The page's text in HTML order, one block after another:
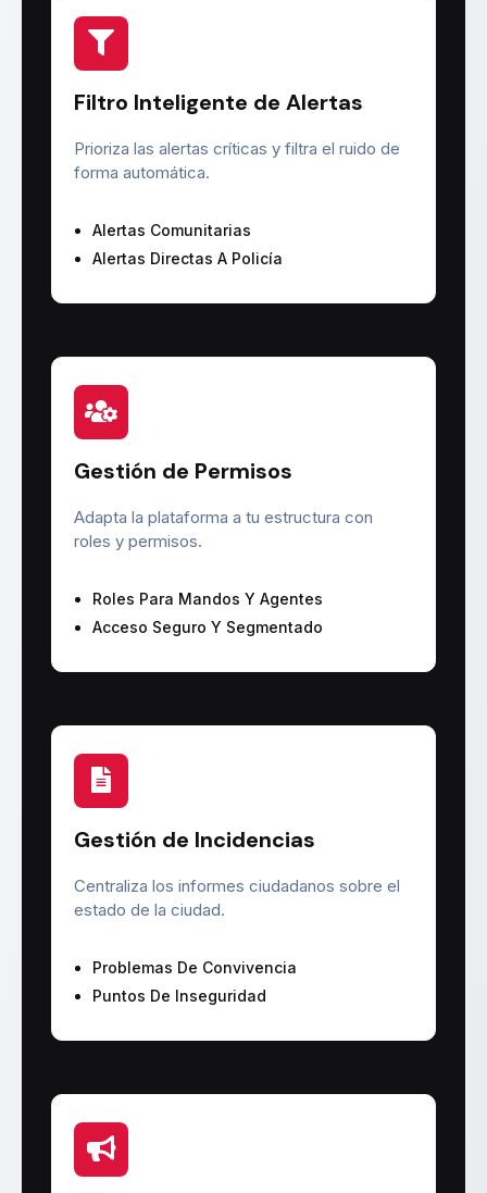
Filtro Inteligente de Alertas
Prioriza las alertas críticas y filtra el ruido de
forma automática.
Alertas Comunitarias
Alertas Directas A Policía
Gestión de Permisos
Adapta la plataforma a tu estructura con
roles y permisos.
Roles Para Mandos Y Agentes
Acceso Seguro Y Segmentado
Gestión de Incidencias
Centraliza los informes ciudadanos sobre el
estado de la ciudad.
Problemas De Convivencia
Puntos De Inseguridad